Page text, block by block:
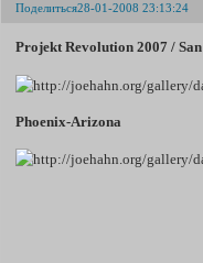
Поделиться28-01-2008 23:13:24
Projekt Revolution 2007 /
Phoenix-Arizona